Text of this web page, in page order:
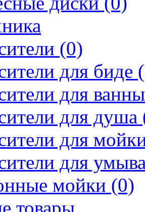
(0)
для биде
для
для душа
для
для
мойки (0)
товары